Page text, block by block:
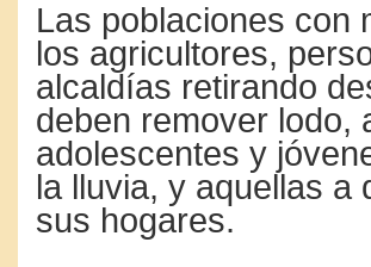
Las poblaciones con
los agricultores,
alcaldías retirando
deben remover lodo,
adolescentes y
la lluvia, y aquellas a
sus hogares.